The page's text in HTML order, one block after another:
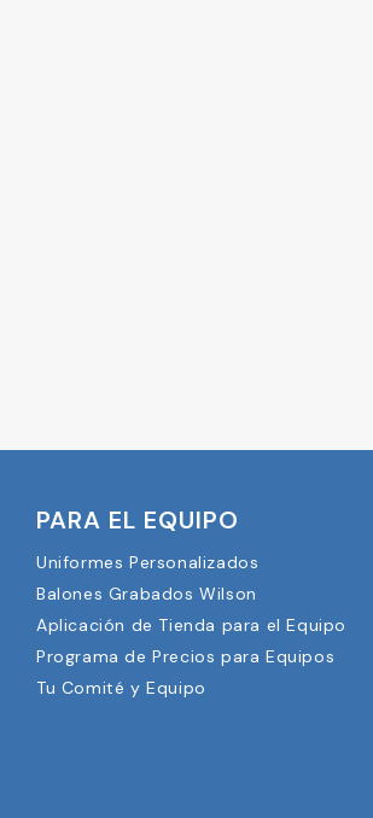
PARA EL EQUIPO
Uniformes Personalizados
Balones Grabados Wilson
Aplicación de Tienda para el Equipo
Programa de Precios para Equipos
Tu Comité y Equipo